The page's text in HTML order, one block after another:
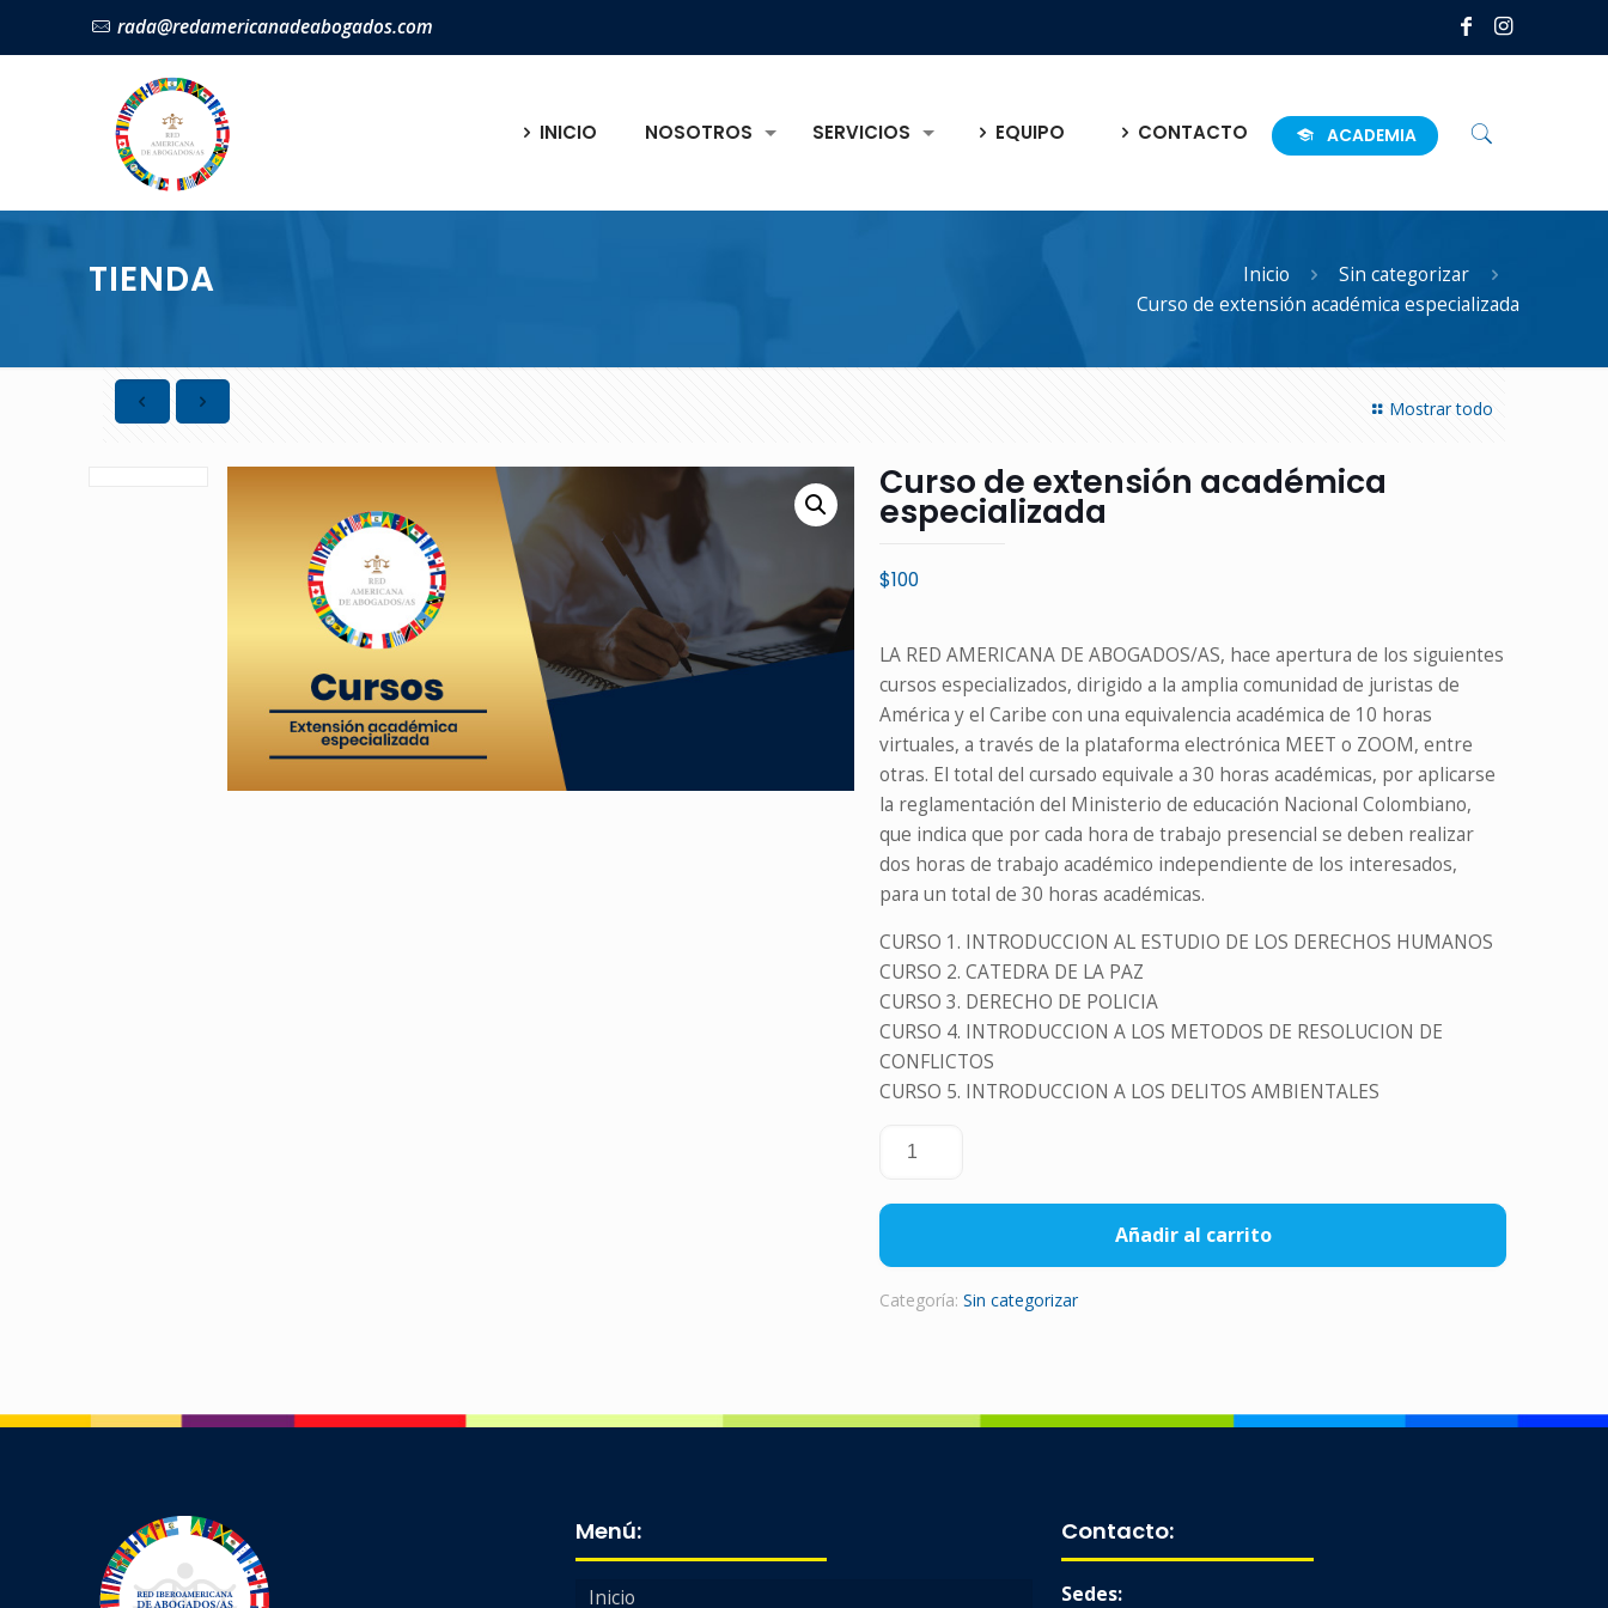
rada@redamericanadeabogados.com
INICIO NOSOTROS SERVICIOS EQUIPO CONTACTO ACADEMIA
TIENDA Inicio
Sin categorizar
Curso de extensión académica especializada
Mostrar todo
Curso de extensión académica
especializada
$100
LA RED AMERICANA DE ABOGADOS/AS, hace apertura de los siguientes
cursos especializados, dirigido a la amplia comunidad de juristas de
América y el Caribe con una equivalencia académica de 10 horas
virtuales, a través de la plataforma electrónica MEET o ZOOM, entre
otras. El total del cursado equivale a 30 horas académicas, por aplicarse
la reglamentación del Ministerio de educación Nacional Colombiano,
que indica que por cada hora de trabajo presencial se deben realizar
dos horas de trabajo académico independiente de los interesados,
para un total de 30 horas académicas.
CURSO 1. INTRODUCCION AL ESTUDIO DE LOS DERECHOS HUMANOS
CURSO 2. CATEDRA DE LA PAZ
CURSO 3. DERECHO DE POLICIA
CURSO 4. INTRODUCCION A LOS METODOS DE RESOLUCION DE
CONFLICTOS
CURSO 5. INTRODUCCION A LOS DELITOS AMBIENTALES
Curso
extensión
especializada
cantidad
Añadir al carrito
Categoría:Sin categorizar
Menú:
Inicio
Contacto:
Sedes: